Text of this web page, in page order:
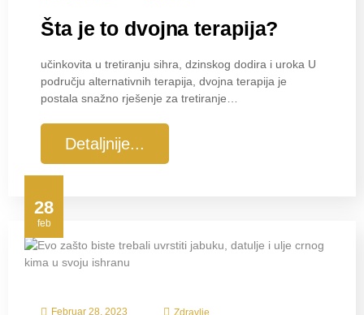
Šta je to dvojna terapija?
učinkovita u tretiranju sihra, dzinskog dodira i uroka U
području alternativnih terapija, dvojna terapija je
postala snažno rješenje za tretiranje…
Detaljnije...
28
feb
Februar 28, 2023 Zdravlje